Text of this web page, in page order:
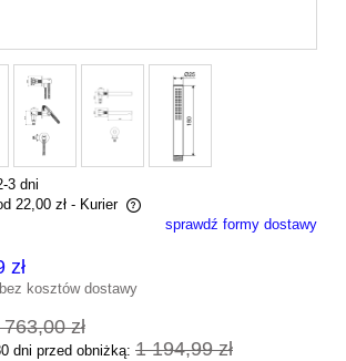
3 dni
22,00 zł - Kurier
ewentualnych kosztów płatnościsprawdź formy dostawy
zł
kosztów dostawy
zł
dni przed obniżką: 1 194,99 zł